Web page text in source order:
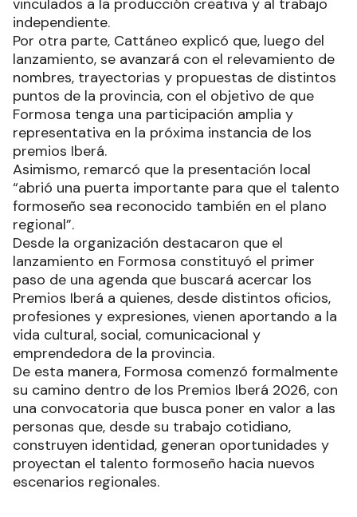
vinculados a la producción creativa y al trabajo
independiente.
Por otra parte, Cattáneo explicó que, luego del
lanzamiento, se avanzará con el relevamiento de
nombres, trayectorias y propuestas de distintos
puntos de la provincia, con el objetivo de que
Formosa tenga una participación amplia y
representativa en la próxima instancia de los
premios Iberá.
Asimismo, remarcó que la presentación local
“abrió una puerta importante para que el talento
formoseño sea reconocido también en el plano
regional”.
Desde la organización destacaron que el
lanzamiento en Formosa constituyó el primer
paso de una agenda que buscará acercar los
Premios Iberá a quienes, desde distintos oficios,
profesiones y expresiones, vienen aportando a la
vida cultural, social, comunicacional y
emprendedora de la provincia.
De esta manera, Formosa comenzó formalmente
su camino dentro de los Premios Iberá 2026, con
una convocatoria que busca poner en valor a las
personas que, desde su trabajo cotidiano,
construyen identidad, generan oportunidades y
proyectan el talento formoseño hacia nuevos
escenarios regionales.